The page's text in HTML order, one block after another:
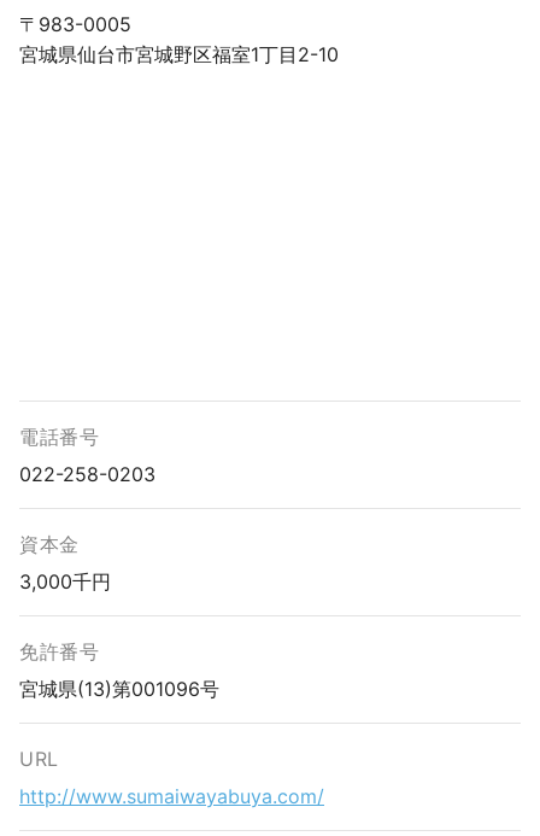
〒983-0005
宮城県仙台市宮城野区福室1丁目2-10
電話番号
022-258-0203
資本金
3,000千円
免許番号
宮城県(13)第001096号
URL
http://www.sumaiwayabuya.com/